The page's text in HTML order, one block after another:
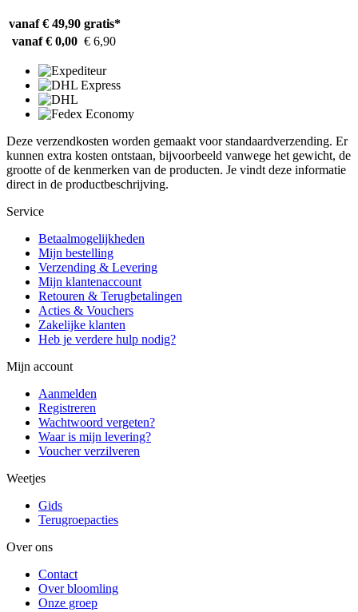
vanaf € 49,90 gratis*
vanaf € 0,00 € 6,90
Deze verzendkosten worden gemaakt voor standaardverzending. Er
kunnen extra kosten ontstaan, bijvoorbeeld vanwege het gewicht, de
grootte of de kenmerken van de producten. Je vindt deze informatie
direct in de productbeschrijving.
Service
Betaalmogelijkheden
Mijn bestelling
Verzending & Levering
Mijn klantenaccount
Retouren & Terugbetalingen
Acties & Vouchers
Zakelijke klanten
Heb je verdere hulp nodig?
Mijn account
Aanmelden
Registreren
Wachtwoord vergeten?
Waar is mijn levering?
Voucher verzilveren
Weetjes
Gids
Terugroepacties
Over ons
Contact
Over bloomling
Onze groep